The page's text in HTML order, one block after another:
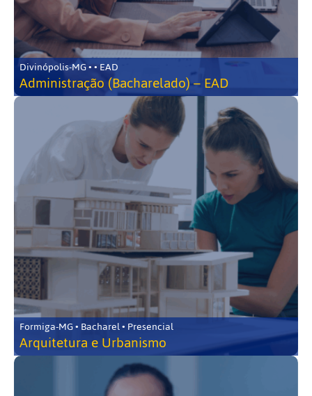
Divinópolis-MG • • EAD
Administração (Bacharelado) – EAD
Formiga-MG • Bacharel • Presencial
Arquitetura e Urbanismo